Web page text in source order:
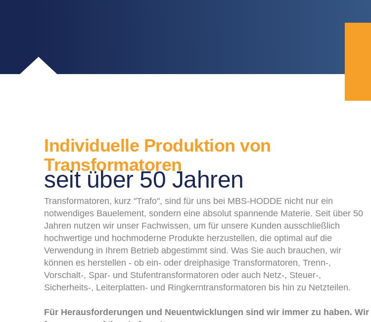
Individuelle Produktion von
Transformatoren
seit über 50 Jahren
Transformatoren, kurz "Trafo", sind für uns bei MBS-HODDE nicht nur ein
notwendiges Bauelement, sondern eine absolut spannende Materie. Seit über 50
Jahren nutzen wir unser Fachwissen, um für unsere Kunden ausschließlich
hochwertige und hochmoderne Produkte herzustellen, die optimal auf die
Verwendung in Ihrem Betrieb abgestimmt sind. Was Sie auch brauchen, wir
können es herstellen - ob ein- oder dreiphasige Transformatoren, Trenn-,
Vorschalt-, Spar- und Stufentransformatoren oder auch Netz-, Steuer-,
Sicherheits-, Leiterplatten- und Ringkerntransformatoren bis hin zu Netzteilen.
Für Herausforderungen und Neuentwicklungen sind wir immer zu haben. Wir